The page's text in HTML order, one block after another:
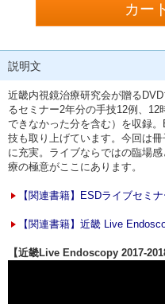
説明文
近畿内視鏡治療研究会が贈る
るセミナー2年分の手技12例、
できなかった分を含む）を収録
技も取り上げています。今回は
に充実。ライブならではの臨場
療の極意がここにあります。
【関連書籍】ESDライブセミナ
【関連書籍】近畿 Live
【近畿Live Endoscopy 2017-